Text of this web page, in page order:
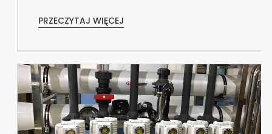
PRZECZYTAJ WIĘCEJ